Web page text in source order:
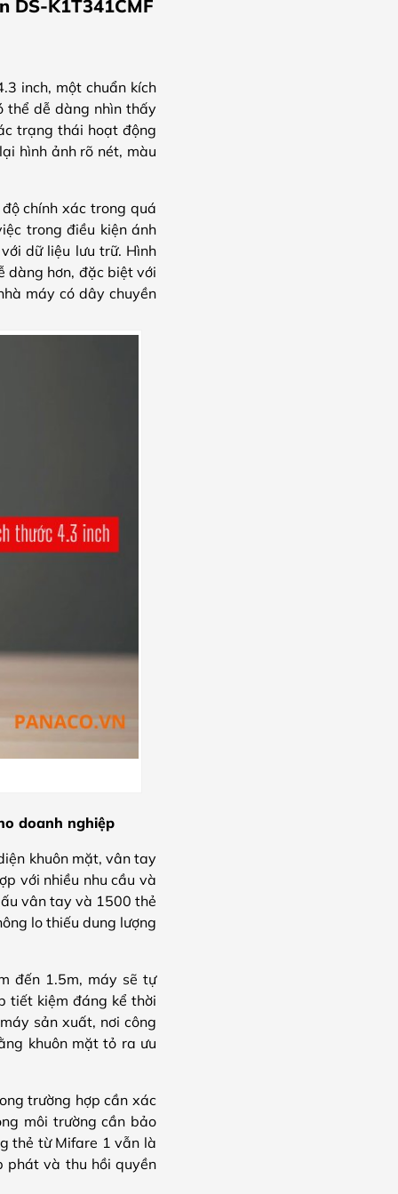
DS-K1T341CMF
inch, một chuẩn kích
thể dễ dàng nhìn thấy
trạng thái hoạt động
hình ảnh rõ nét, màu
chính xác trong quá
trong điều kiện ánh
dữ liệu lưu trữ. Hình
dàng hơn, đặc biệt với
máy có dây chuyền
doanh nghiệp
khuôn mặt, vân tay
với nhiều nhu cầu và
vân tay và 1500 thẻ
lo thiếu dung lượng
đến 1.5m, máy sẽ tự
tiết kiệm đáng kể thời
sản xuất, nơi công
khuôn mặt tỏ ra ưu
trường hợp cần xác
môi trường cần bảo
thẻ từ Mifare 1 vẫn là
phát và thu hồi quyền